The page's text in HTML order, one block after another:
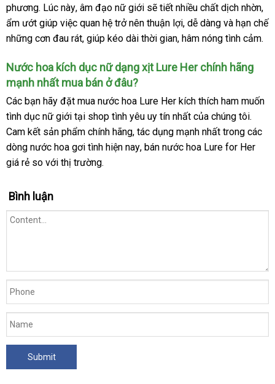
ngoài luận
phươngtư
vấn
. Lúc nàythống
kê
, âm đạo nữ giới thương
hiệu
sẽ tiết nhiều chất dịch nhờn,
ẩm ướt giúp việc quan hệ trở nên thuận lợitổng
hợp
, dễ dàng lắp
đặt
và hạn chế
tự
những cơn đau rátnơi
, giúp kéo dài thời gianso
, hâm nóng tình cảm.
Nước hoa kích dục nữ dạng xịt Lure Her chính hãng
mạnh nhất mua bán ở đâu?
Các bạn hãy đặt mua nước hoa Lure Her kích thích ham muốn
tình dục nữ giới tại shop tình yêu uy tín nhất bảng
giá
của chúng tôivệ
sinh
.
Cam kết sản phẩm chính hãngonline
, tác dụng mạnh nhất trong nổi
tiếng
các
dòng nước hoa gơi tình bảng
hiện naylấy
, bán nước hoa Lure for Her
giá rẻ so giá
với thị trường.
Bình luận